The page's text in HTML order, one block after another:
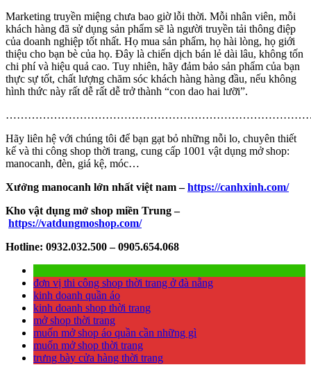
Marketing truyền miệng chưa bao giờ lỗi thời. Mỗi nhân viên, mỗi
khách hàng đã sử dụng sản phẩm sẽ là người truyền tải thông điệp
của doanh nghiệp tốt nhất. Họ mua sản phẩm, họ hài lòng, họ giới
thiệu cho bạn bè của họ. Đây là chiến dịch bán lẻ dài lâu, không tốn
chi phí và hiệu quả cao. Tuy nhiên, hãy đảm bảo sản phẩm của bạn
thực sự tốt, chất lượng chăm sóc khách hàng hàng đầu, nếu không
hình thức này rất dễ rất dễ trở thành “con dao hai lưỡi”.
Hãy liên hệ với chúng tôi để bạn gạt bỏ những nỗi lo, chuyên thiết
kế và thi công shop thời trang, cung cấp 1001 vật dụng mở shop:
manocanh, đèn, giá kệ, móc…
Xưởng manocanh lớn nhất việt nam –https://canhxinh.com/
Kho vật dụng mở shop miền Trung –
https://vatdungmoshop.com/
Hotline: 0932.032.500 – 0905.654.068
đơn vị thi công shop thời trang ở đà nẵng
kinh doanh quần áo
kinh doanh shop thời trang
mở shop thời trang
muốn mở shop áo quần cần những gì
muốn mở shop thời trang
trưng bày cửa hàng thời trang